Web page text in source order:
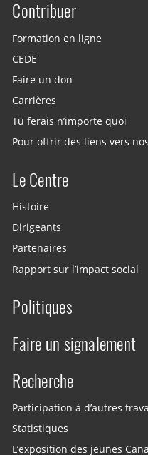
Site menu
Contribuer
Formation en ligne
CEDE
Faire un don
Carrières
Tu ferais n’importe quoi
Pour offrir des liens vers
Le Centre
Histoire
Dirigeants
Partenaires
Rapport sur l’impact social
Politiques
Faire un signalement
Recherche
Participation à d’autres
Statistiques
L’exposition des jeunes